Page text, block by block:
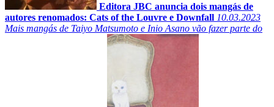
Editora JBC anuncia dois mangás de
autores renomados: Cats of the Louvre e Downfall 10.03.2023
Mais mangás de Taiyo Matsumoto e Inio Asano vão fazer parte do